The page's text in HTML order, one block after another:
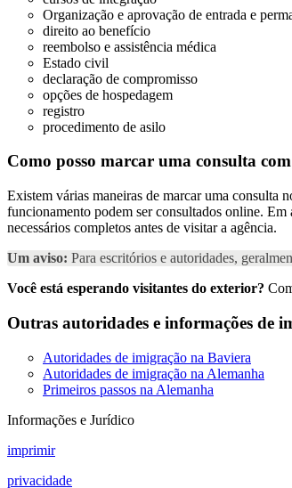
Organização e aprovação de entrada e
direito ao benefício
reembolso e assistência médica
Estado civil
declaração de compromisso
opções de hospedagem
registro
procedimento de asilo
Como posso marcar uma consulta
Existem várias maneiras de marcar uma consulta
funcionamento podem ser consultados online.
necessários completos antes de visitar a agência.
Um aviso: Para escritórios e autoridades,
Você está esperando visitantes do exterior?
Outras autoridades e informações de
Autoridades de imigração na Baviera
Autoridades de imigração na Alemanha
Primeiros passos na Alemanha
Informações e Jurídico
imprimir
privacidade